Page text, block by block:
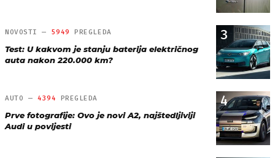
3
NOVOSTI — 5949 PREGLEDA
Test: U kakvom je stanju baterija električnog
auta nakon 220.000 km?
4
AUTO — 4394 PREGLEDA
Prve fotografije: Ovo je novi A2, najštedljiviji
Audi u povijesti